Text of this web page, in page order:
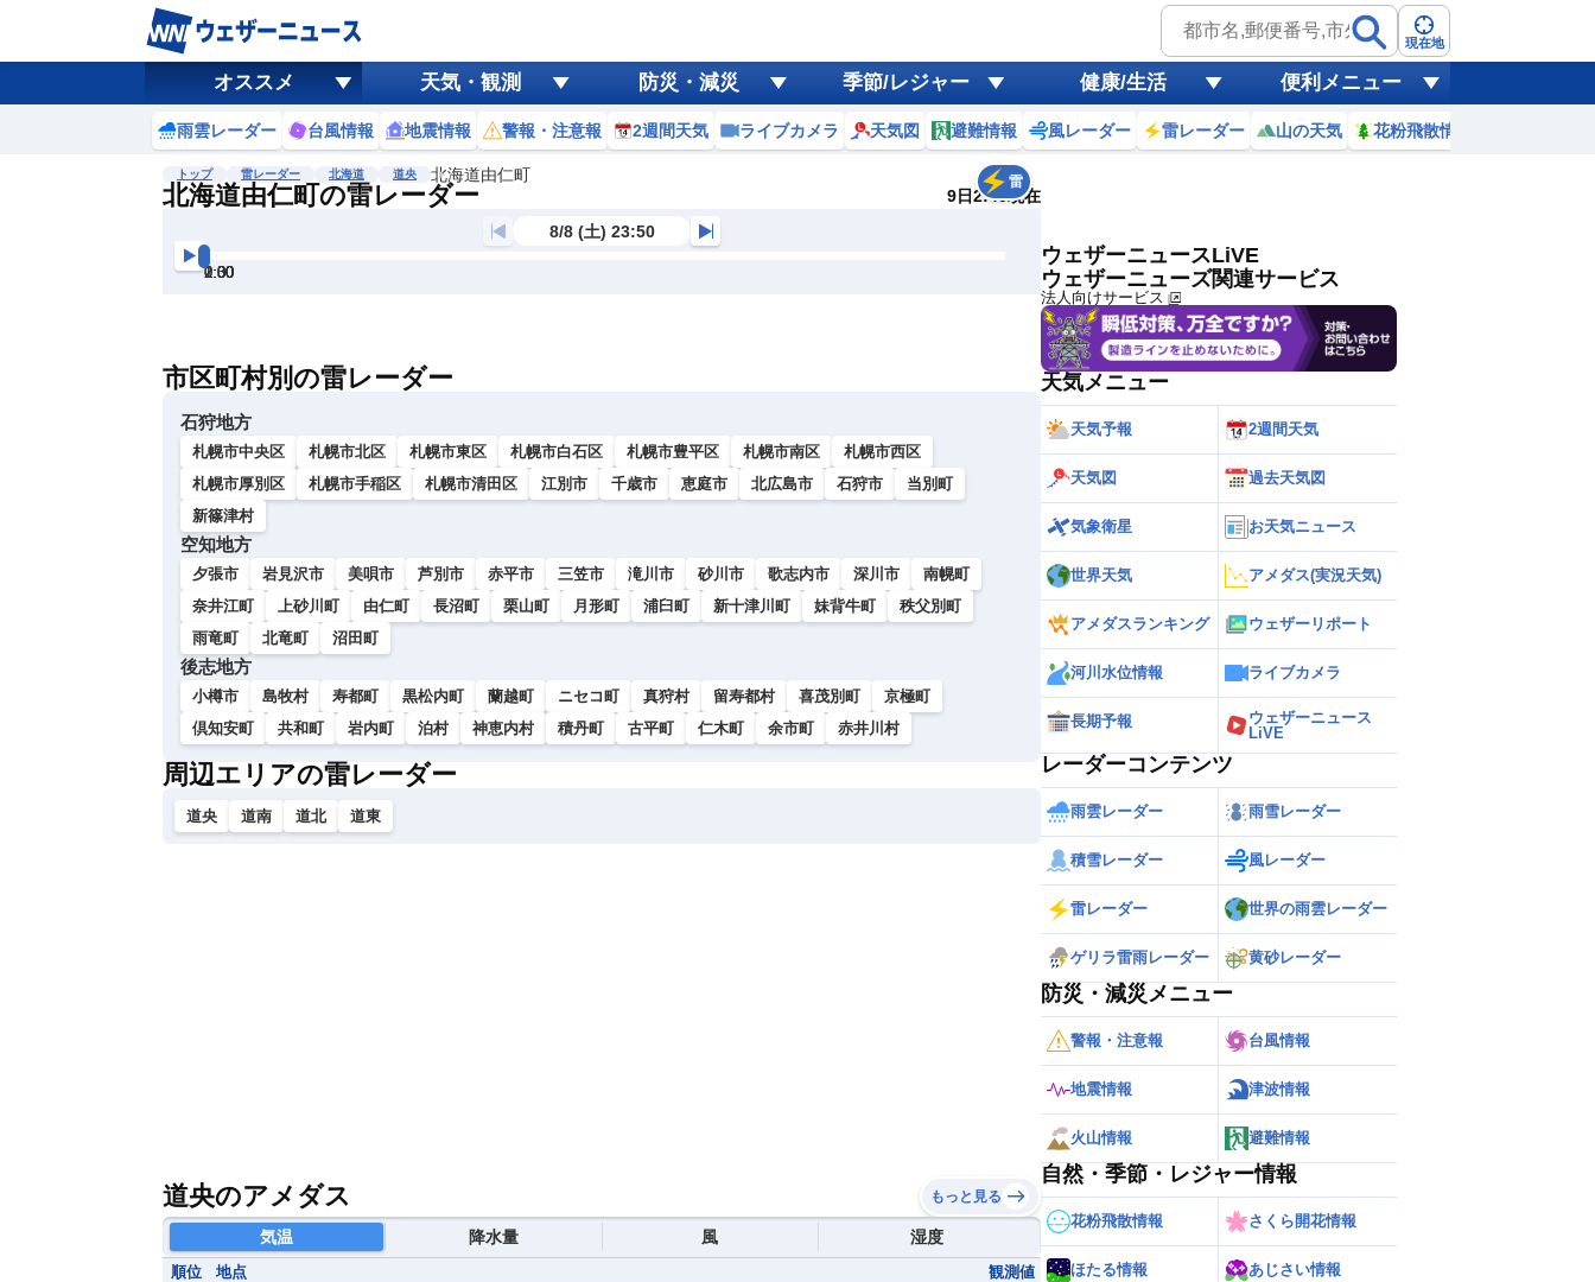
現在地
オススメ 天気・観測 防災・減災 季節/レジャー 健康/生活 便利メニュー
雨雲レーダー 台風情報 地震情報 警報・注意報 2週間天気 ライブカメラ 天気図 避難情報 風レーダー 雷レーダー 山の天気 花粉飛散情報
トップ 雷レーダー 北海道 道央 北海道由仁町
北海道由仁町の雷レーダー 9日2:40現在
雷
風
黄砂
天気 台風
8/8 (土) 23:50
0:00
0:30
1:00
1:30
2:00
2:30
市区町村別の雷レーダー
石狩地方
札幌市中央区 札幌市北区 札幌市東区 札幌市白石区 札幌市豊平区 札幌市南区
札幌市西区
札幌市厚別区
札幌市手稲区 札幌市清田区 江別市 千歳市 恵庭市 北広島市 石狩市
当別町
新篠津村
空知地方
夕張市 岩見沢市 美唄市 芦別市 赤平市 三笠市 滝川市 砂川市 歌志内市 深川市
南幌町
奈井江町
上砂川町 由仁町 長沼町 栗山町 月形町 浦臼町 新十津川町 妹背牛町
秩父別町
雨竜町
北竜町 沼田町
後志地方
小樽市 島牧村 寿都町 黒松内町 蘭越町 ニセコ町 真狩村 留寿都村 喜茂別町
京極町
倶知安町
共和町 岩内町 泊村 神恵内村 積丹町 古平町 仁木町 余市町 赤井川村
周辺エリアの雷レーダー
道央 道南 道北 道東
道央のアメダス もっと見る
気温 降水量 風 湿度
順位 地点 観測値
ウェザーニュースLiVE
ウェザーニューズ関連サービス
法人向けサービス
天気メニュー
天気予報 2週間天気
天気図 過去天気図
気象衛星 お天気ニュース
世界天気 アメダス(実況天気)
アメダスランキング ウェザーリポート
河川水位情報 ライブカメラ
長期予報
ウェザーニュース
LiVE
レーダーコンテンツ
雨雲レーダー 雨雪レーダー
積雪レーダー 風レーダー
雷レーダー 世界の雨雲レーダー
ゲリラ雷雨レーダー 黄砂レーダー
防災・減災メニュー
警報・注意報 台風情報
地震情報 津波情報
火山情報 避難情報
自然・季節・レジャー情報
花粉飛散情報 さくら開花情報
ほたる情報 あじさい情報